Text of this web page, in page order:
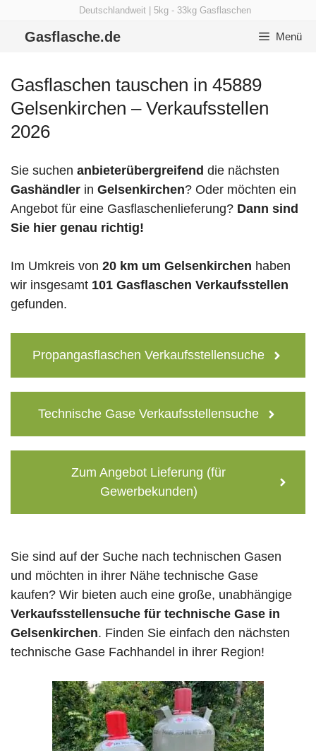
Deutschlandweit | 5kg - 33kg Gasflaschen
Gasflasche.de Menü
Gasflaschen tauschen in 45889
Gelsenkirchen – Verkaufsstellen
2026
Sie suchen anbieterübergreifend die nächsten
Gashändler in Gelsenkirchen? Oder möchten ein
Angebot für eine Gasflaschenlieferung? Dann sind
Sie hier genau richtig!
Im Umkreis von 20 km um Gelsenkirchen haben
wir insgesamt 101 Gasflaschen Verkaufsstellen
gefunden.
Propangasflaschen Verkaufsstellensuche
Technische Gase Verkaufsstellensuche
Zum Angebot Lieferung (für
Gewerbekunden)
Sie sind auf der Suche nach technischen Gasen
und möchten in ihrer Nähe technische Gase
kaufen? Wir bieten auch eine große, unabhängige
Verkaufsstellensuche für technische Gase in
Gelsenkirchen. Finden Sie einfach den nächsten
technische Gase Fachhandel in ihrer Region!